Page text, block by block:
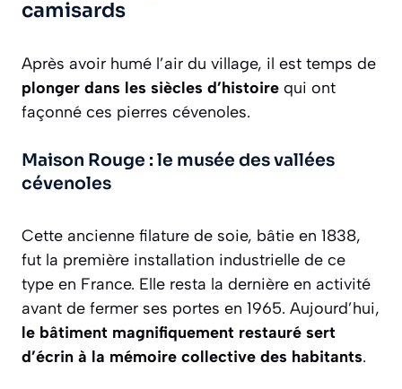
camisards
Après avoir humé l’air du village, il est temps de
plonger dans les siècles d’histoire qui ont
façonné ces pierres cévenoles.
Maison Rouge : le musée des vallées
cévenoles
Cette ancienne filature de soie, bâtie en 1838,
fut la première installation industrielle de ce
type en France. Elle resta la dernière en activité
avant de fermer ses portes en 1965. Aujourd’hui,
le bâtiment magnifiquement restauré sert
d’écrin à la mémoire collective des habitants.